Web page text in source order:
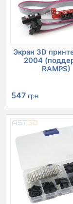
Экран 3D
2004
RAMPS)
Первоначальная
цена
составляла
632 грн.
547 грн
цена:
547 грн.